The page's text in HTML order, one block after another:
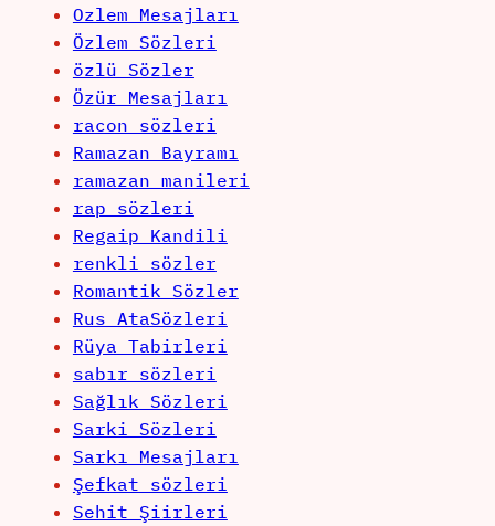
Ozlem Mesajları
Özlem Sözleri
özlü Sözler
Özür Mesajları
racon sözleri
Ramazan Bayramı
ramazan manileri
rap sözleri
Regaip Kandili
renkli sözler
Romantik Sözler
Rus AtaSözleri
Rüya Tabirleri
sabır sözleri
Sağlık Sözleri
Sarki Sözleri
Sarkı Mesajları
Şefkat sözleri
Sehit Şiirleri